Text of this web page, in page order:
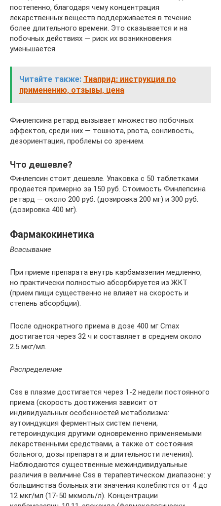
постепенно, благодаря чему концентрация
лекарственных веществ поддерживается в течение
более длительного времени. Это сказывается и на
побочных действиях — риск их возникновения
уменьшается.
Читайте также: Тиаприд: инструкция по
применению, отзывы, цена
Финлепсина ретард вызывает множество побочных
эффектов, среди них — тошнота, рвота, сонливость,
дезориентация, проблемы со зрением.
Что дешевле?
Финлепсин стоит дешевле. Упаковка с 50 таблетками
продается примерно за 150 руб. Стоимость Финлепсина
ретард — около 200 руб. (дозировка 200 мг) и 300 руб.
(дозировка 400 мг).
Фармакокинетика
Всасывание
При приеме препарата внутрь карбамазепин медленно,
но практически полностью абсорбируется из ЖКТ
(прием пищи существенно не влияет на скорость и
степень абсорбции).
После однократного приема в дозе 400 мг Сmax
достигается через 32 ч и составляет в среднем около
2.5 мкг/мл.
Распределение
Css в плазме достигается через 1-2 недели постоянного
приема (скорость достижения зависит от
индивидуальных особенностей метаболизма:
аутоиндукция ферментных систем печени,
гетероиндукция другими одновременно применяемыми
лекарственными средствами, а также от состояния
больного, дозы препарата и длительности лечения).
Наблюдаются существенные межиндивидуальные
различия в величине Css в терапевтическом диапазоне: у
большинства больных эти значения колеблются от 4 до
12 мкг/мл (17-50 мкмоль/л). Концентрации